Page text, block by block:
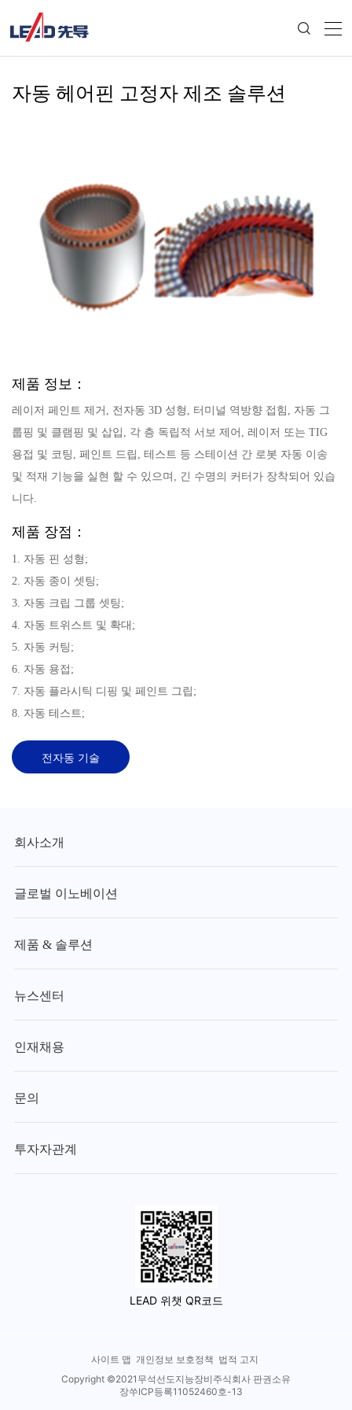
자동 헤어핀 고정자 제조 솔루션
제품 정보：
레이저 페인트 제거, 전자동 3D 성형, 터미널 역방향 접힘, 자동 그
룹핑 및 클램핑 및 삽입, 각 층 독립적 서보 제어, 레이저 또는 TIG
용접 및 코팅, 페인트 드립, 테스트 등 스테이션 간 로봇 자동 이송
및 적재 기능을 실현 할 수 있으며, 긴 수명의 커터가 장착되어 있습
니다.
제품 장점：
1. 자동 핀 성형;
2. 자동 종이 셋팅;
3. 자동 크립 그룹 셋팅;
4. 자동 트위스트 및 확대;
5. 자동 커팅;
6. 자동 용접;
7. 자동 플라시틱 디핑 및 페인트 그립;
8. 자동 테스트;
전자동 기술
회사소개
글로벌 이노베이션
제품 & 솔루션
뉴스센터
인재채용
문의
투자자관계
LEAD 위챗 QR코드
사이트 맵 개인정보 보호정책 법적 고지
Copyright ©2021무석선도지능장비주식회사 판권소유
장쑤ICP등록11052460호-13